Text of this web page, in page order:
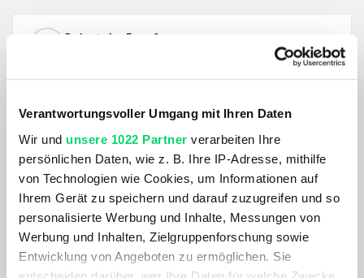
Verantwortungsvoller Umgang mit Ihren Daten
Wir und unsere 1022 Partner verarbeiten Ihre
persönlichen Daten, wie z. B. Ihre IP-Adresse, mithilfe
von Technologien wie Cookies, um Informationen auf
Ihrem Gerät zu speichern und darauf zuzugreifen und so
personalisierte Werbung und Inhalte, Messungen von
Werbung und Inhalten, Zielgruppenforschung sowie
Entwicklung von Angeboten zu ermöglichen. Sie
Du hast eine Frage?
BESCHREIBUNG
Der GrandProtect ist einfach und unkompliziert und macht
genau die Arbeit, für die er entwickelt wurde! Das einfache
Befestigungssystem lässt sich leicht abnehmen und es
bleibt nichts am Fahrrad zurück. Das spezielle High-Front-
Design hält genug Platz zwischen Reifen und Schutzblech,
auch für Fullsuspension-Bikes gibt es viel Platz. Einfach